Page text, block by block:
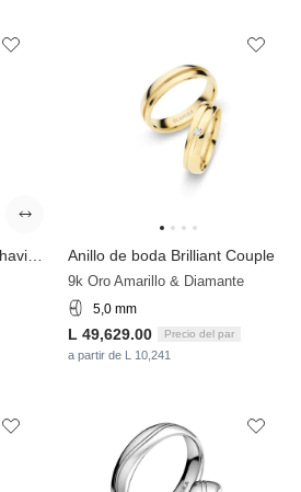
Anillo de boda Brilliant Couple
9k Oro Amarillo & Diamante
5,0 mm
L 49,629.00 Precio del par
a partir de L 10,241